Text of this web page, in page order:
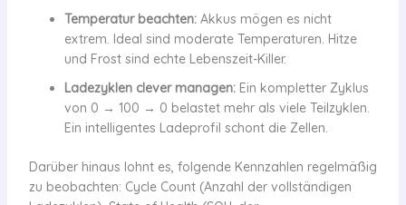
Temperatur beachten:Akkus mögen es nicht
extrem. Ideal sind moderate Temperaturen. Hitze
und Frost sind echte Lebenszeit-Killer.
Ladezyklen clever managen:Ein kompletter Zyklus
von 0 → 100 → 0 belastet mehr als viele Teilzyklen.
Ein intelligentes Ladeprofil schont die Zellen.
Darüber hinaus lohnt es, folgende Kennzahlen regelmäßig
zu beobachten: Cycle Count (Anzahl der vollständigen